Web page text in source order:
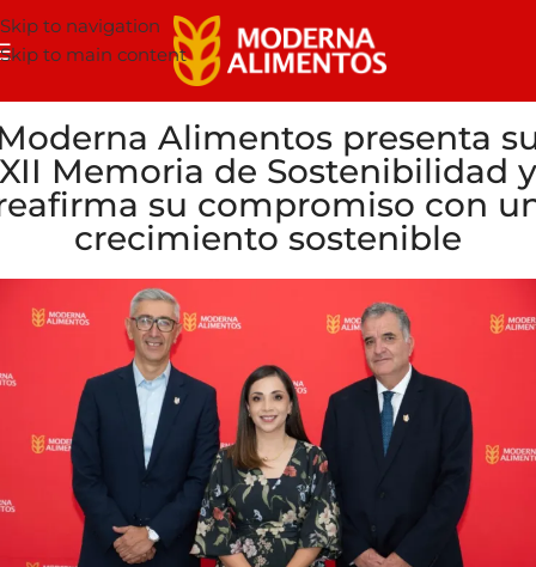
Skip to navigation
Skip to main content
Alimentos presenta
XII Memoria de Sostenibilidad y
su compromiso con
crecimiento sostenible